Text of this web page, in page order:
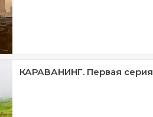
КАРАВАНИНГ. Первая серия